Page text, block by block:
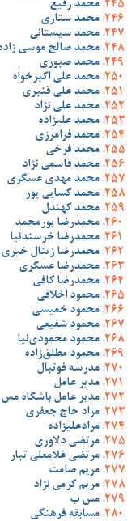
محمد رفیع
محمد ستاری
محمد سیستانی
محمد صالح موسی
محمد صبوری
محمد علی اکبرخواه
محمد علی قنبری
محمد علی نژاد
محمد علیزاده
محمد فرامرزی
محمد فرخی
محمد قاسمی نژاد
محمد مهدی عسگری
محمد کسایی پور
محمد کهندل
محمدرضا پورمحمد
محمدرضا خرسندنیا
محمدرضا زینال خیری
محمدرضا عسگری
محمدرضا کافی
محمود اخلاقی
محمود خمیسی
محمود شفیعی
محمود محمودی‌نیا
محمود مطلق‌زاده
مدرسه فوتبال
مدیر عامل
مدیر عامل باشگاه مس
مراد حاج جعفری
مرادعلیزاده
مرتضی دلاوری
مرتضی غلامعلی تبار
مریم صامت
مریم کرمی نژاد
مس ب
مسابقه فرهنگی